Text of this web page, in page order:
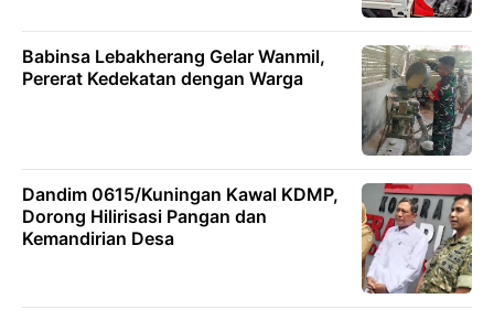
Babinsa Lebakherang Gelar Wanmil,
Pererat Kedekatan dengan Warga
Dandim 0615/Kuningan Kawal KDMP,
Dorong Hilirisasi Pangan dan
Kemandirian Desa